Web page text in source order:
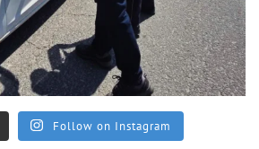
Follow on Instagram